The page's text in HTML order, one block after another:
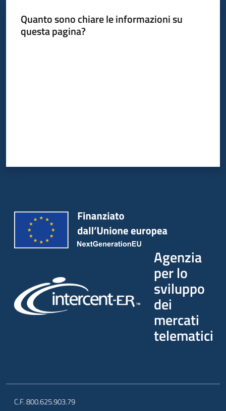
Quanto sono chiare le informazioni su
questa pagina?
Agenzia
per lo
sviluppo
dei
mercati
telematici
C.F. 800.625.903.79